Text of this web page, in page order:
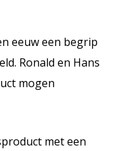
eeuw een begrip
Ronald en Hans
mogen
met een